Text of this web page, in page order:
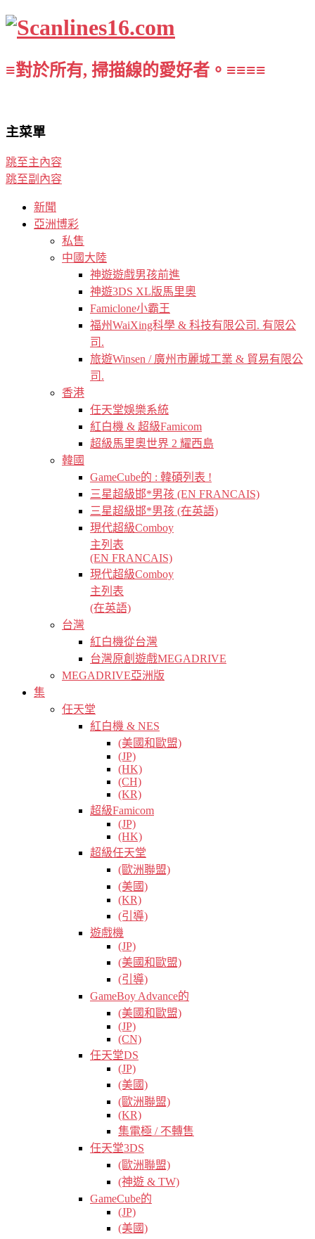
≡對於所有, 掃描線的愛好者。≡≡≡≡
主菜單
跳至主內容
跳至副內容
新聞
亞洲博彩
私售
中國大陸
神遊遊戲男孩前進
神遊3DS XL版馬里奧
Famiclone小霸王
福州WaiXing科學 & 科技有限公司. 有限公
司.
旅遊Winsen / 廣州市麗城工業 & 貿易有限公
司.
香港
任天堂娛樂系統
紅白機 & 超級Famicom
超級馬里奧世界 2 耀西島
韓國
GameCube的 : 韓碩列表 !
三星超級邯*男孩 (EN FRANCAIS)
三星超級邯*男孩 (在英語)
現代超級Comboy
主列表
(EN FRANCAIS)
現代超級Comboy
主列表
(在英語)
台灣
紅白機從台灣
台灣原創遊戲MEGADRIVE
MEGADRIVE亞洲版
集
任天堂
紅白機 & NES
(美國和歐盟)
(JP)
(HK)
(CH)
(KR)
超級Famicom
(JP)
(HK)
超級任天堂
(歐洲聯盟)
(美國)
(KR)
(引導)
遊戲機
(JP)
(美國和歐盟)
(引導)
GameBoy Advance的
(美國和歐盟)
(JP)
(CN)
任天堂DS
(JP)
(美國)
(歐洲聯盟)
(KR)
集電極 / 不轉售
任天堂3DS
(歐洲聯盟)
(神遊 & TW)
GameCube的
(JP)
(美國)